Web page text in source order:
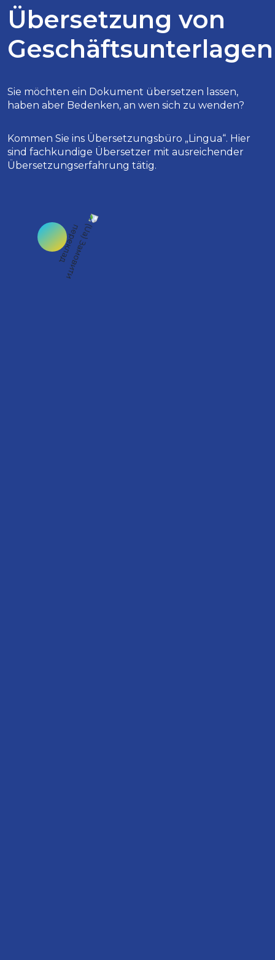
Übersetzung von
Geschäftsunterlagen
Sie möchten ein Dokument übersetzen lassen,
haben aber Bedenken, an wen sich zu wenden?
Kommen Sie ins Übersetzungsbüro „Lingua“. Hier
sind fachkundige Übersetzer mit ausreichender
Übersetzungserfahrung tätig.